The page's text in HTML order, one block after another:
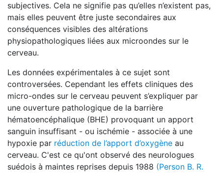
subjectives. Cela ne signifie pas qu’elles n’existent pas,
mais elles peuvent être juste secondaires aux
conséquences visibles des altérations
physiopathologiques liées aux microondes sur le
cerveau.
Les données expérimentales à ce sujet sont
controversées. Cependant les effets cliniques des
micro-ondes sur le cerveau peuvent s’expliquer par
une ouverture pathologique de la barrière
hématoencéphalique (BHE) provoquant un apport
sanguin insuffisant - ou ischémie - associée à une
hypoxie par réduction de l’apport d’oxygène au
cerveau. C'est ce qu'ont observé des neurologues
suédois à maintes reprises depuis 1988 (Person B. R.